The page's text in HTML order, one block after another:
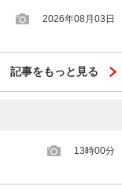
2026年08月03日
記事をもっと見る
13時00分